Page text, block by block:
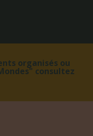
organisés ou
consultez